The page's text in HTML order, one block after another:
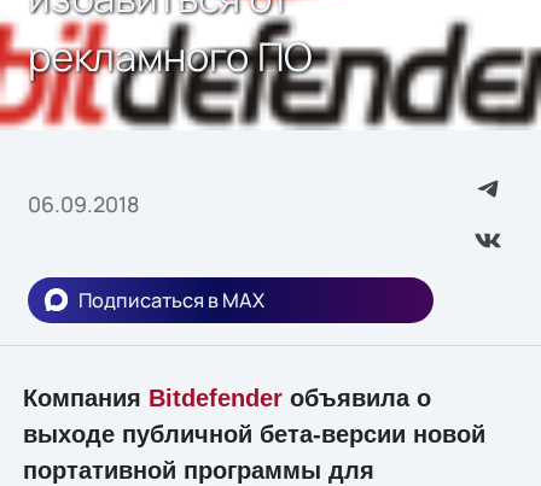
рекламного ПО
06.09.2018
Подписаться в MAX
Компания Bitdefenderобъявила о
выходе публичной бета-версии новой
портативной программы для